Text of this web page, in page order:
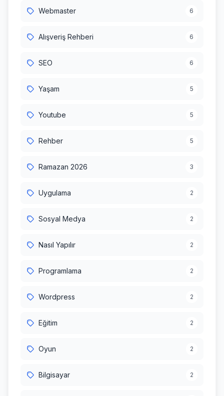
Webmaster 6
Alışveriş Rehberi 6
SEO 6
Yaşam 5
Youtube 5
Rehber 5
Ramazan 2026 3
Uygulama 2
Sosyal Medya 2
Nasıl Yapılır 2
Programlama 2
Wordpress 2
Eğitim 2
Oyun 2
Bilgisayar 2